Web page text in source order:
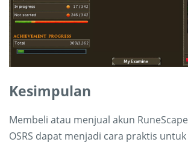
Kesimpulan
Membeli atau menjual akun
OSRS dapat menjadi cara praktis